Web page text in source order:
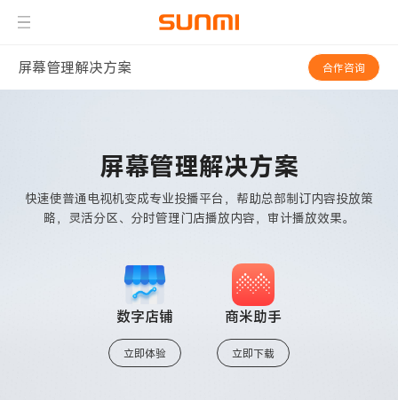
屏幕管理解决方案 合作咨询
屏幕管理解决方案
快速使普通电视机变成专业投播平台， 帮助总部制订内容投放策
略， 灵活分区、分时管理门店播放内容，审计播放效果。
数字店铺
立即体验
商米助手
立即下载